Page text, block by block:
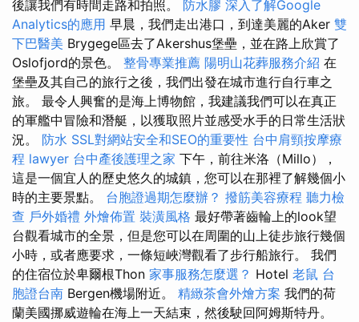
後讓我們有時間走路和拍照。 防水膠 深入了解Google
Analytics的應用 早晨，我們走出港口，到達美麗的Aker 雙
下巴醫美 Brygege區去了Akershus堡壘，並在路上欣賞了
Oslofjord的景色。 整骨專業推薦 陽明山花葬服務介紹 在
堡壘及其自己的旅行之後，我們出發在城市進行自行車之
旅。 最令人興奮的是海上博物館，我建議我們可以在真正
的軍艦中冒險和潛艇，以獲取照片並感受水手的日常生活狀
況。 防水 SSL對網站安全和SEO的重要性 台中肩頸按摩療
程 lawyer 台中產後護理之家 下午，前往米洛（Millo），
這是一個宜人的歷史悠久的城鎮，您可以在那裡了解幾個小
時的主要景點。 台胞證過期怎麼辦？ 撥筋美容療程 聽力檢
查 戶外婚禮 外燴佈置 裝潢風格 最好帶著齒輪上的look望
台觀看城市的全景，但是您可以在周圍的山上徒步旅行幾個
小時，或者應要求，一條短峽灣觀看了步行船旅行。 我們
的住宿位於卑爾根Thon 家事服務怎麼選？ Hotel 老鼠 台
胞證台南 Bergen機場附近。 精緻茶會外燴方案 我們的荷
蘭美國挪威遊輪在海上一天結束，然後駛回阿姆斯特丹。